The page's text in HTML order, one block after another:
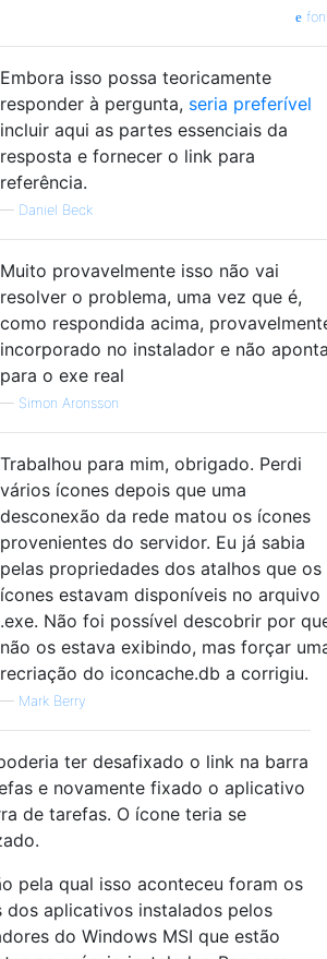
Embora isso possa teoricamente
responder à pergunta, seria preferível
incluir aqui as partes essenciais da
resposta e fornecer o link para
referência.
— Daniel Beck
Muito provavelmente isso não vai
resolver o problema, uma vez que é,
como respondida acima,
incorporado no instalador e não
para o exe real
— Simon Aronsson
Trabalhou para mim, obrigado. Perdi
vários ícones depois que uma
desconexão da rede matou os ícones
provenientes do servidor. Eu já sabia
pelas propriedades dos atalhos que os
ícones estavam disponíveis no arquivo
.exe. Não foi possível descobrir por
não os estava exibindo, mas forçar
recriação do iconcache.db a corrigiu.
— Mark Berry
ter desafixado o link na barra
e novamente fixado o aplicativo
de tarefas. O ícone teria se
pela qual isso aconteceu foram os
dos aplicativos instalados pelos
do Windows MSI que estão